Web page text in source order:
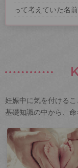
って考えていた名
妊娠中に気を付ける
基礎知識の中から、命